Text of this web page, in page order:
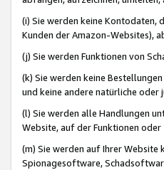
(i) Sie werden keine Kontodaten,
Kunden der Amazon-Websites),
(j) Sie werden Funktionen von
(k) Sie werden keine
und keine andere natürliche
(l) Sie werden alle Handlungen
Website, auf der Funktionen
(m) Sie werden auf Ihrer
Spionagesoftware,